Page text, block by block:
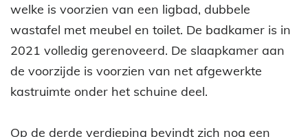
welke is voorzien van een ligbad, dubbele
wastafel met meubel en toilet. De badkamer is in
2021 volledig gerenoveerd. De slaapkamer aan
de voorzijde is voorzien van net afgewerkte
kastruimte onder het schuine deel.
Op de derde verdieping bevindt zich nog een